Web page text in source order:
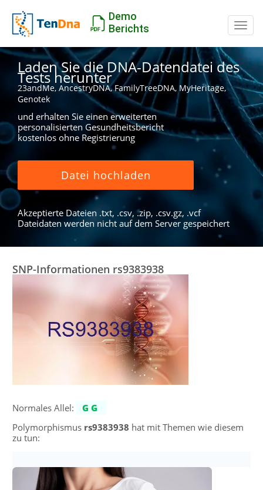
Demo
Berichts
Laden Sie die DNA-Datendatei des
Tests herunter
23andMe, AncestryDNA, FamilyTreeDNA, MyHeritage,
Genotek
und erhalten Sie einen erweiterten
personalisierten Gesundheitsbericht
kostenlos ohne Registrierung
Datei hochladen
Akzeptierte Dateien .txt, .csv, .zip, .csv.gz, .vcf
Dateidaten werden nicht auf dem Server gespeichert
SNP-Informationen rs9383938
Normales Allel:
GG
Polymorphismus rs9383938 hat mit Themen wie diesem
zu tun: